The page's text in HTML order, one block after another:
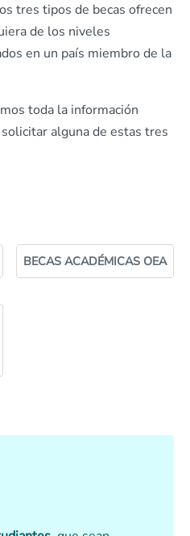
tres tipos de becas ofrecen
de los niveles
en un país miembro de la
toda la información
alguna de estas tres
BECAS ACADÉMICAS OEA